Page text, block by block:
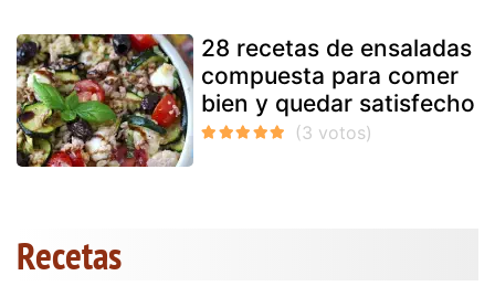
28 recetas de ensaladas
compuesta para comer
bien y quedar satisfecho
Recetas